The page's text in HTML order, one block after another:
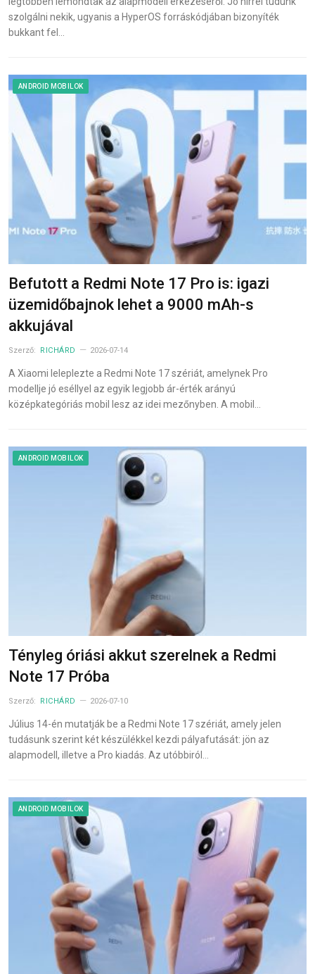
szolgálni nekik, ugyanis a HyperOS forráskódjában bizonyíték
bukkant fel…
ANDROID MOBILOK
Befutott a Redmi Note 17 Pro is: igazi
üzemidőbajnok lehet a 9000 mAh-s
akkujával
Szerző: RICHÁRD 2026-07-14
A Xiaomi leleplezte a Redmi Note 17 szériát, amelynek Pro
modellje jó eséllyel az egyik legjobb ár-érték arányú
középkategóriás mobil lesz az idei mezőnyben. A mobil…
ANDROID MOBILOK
Tényleg óriási akkut szerelnek a Redmi
Note 17 Próba
Szerző: RICHÁRD 2026-07-10
Július 14-én mutatják be a Redmi Note 17 szériát, amely jelen
tudásunk szerint két készülékkel kezdi pályafutását: jön az
alapmodell, illetve a Pro kiadás. Az utóbbiról…
ANDROID MOBILOK